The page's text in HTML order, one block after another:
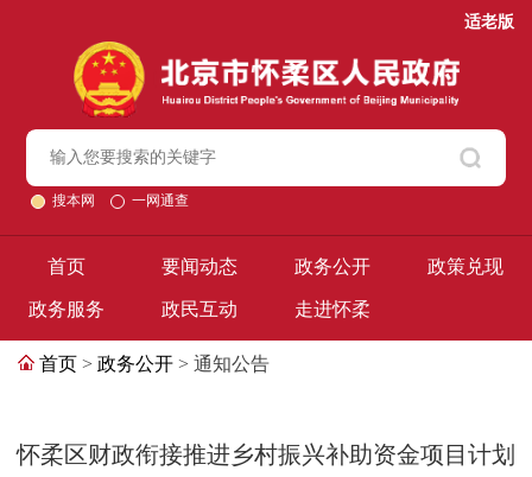
适老版
搜本网 一网通查
首页 要闻动态 政务公开 政策兑现
政务服务 政民互动 走进怀柔
首页 > 政务公开 > 通知公告
怀柔区财政衔接推进乡村振兴补助资金项目计划